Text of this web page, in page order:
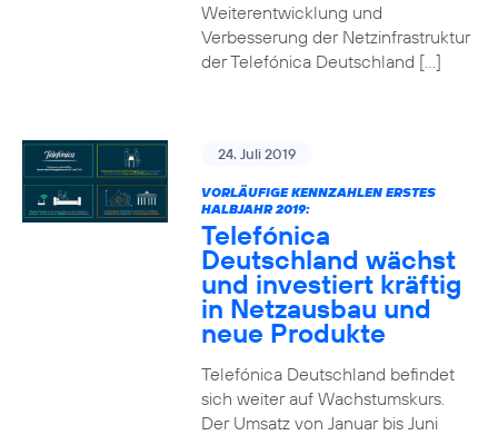
Weiterentwicklung und
Verbesserung der Netzinfrastruktur
der Telefónica Deutschland […]
24. Juli 2019
VORLÄUFIGE KENNZAHLEN ERSTES
HALBJAHR 2019:
Telefónica
Deutschland wächst
und investiert kräftig
in Netzausbau und
neue Produkte
Telefónica Deutschland befindet
sich weiter auf Wachstumskurs.
Der Umsatz von Januar bis Juni